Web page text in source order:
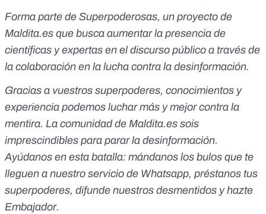
Forma parte de Superpoderosas, un proyecto de
Maldita.es que busca aumentar la presencia de
científicas y expertas en el discurso público a través de
la colaboración en la lucha contra la desinformación.
Gracias a vuestros superpoderes, conocimientos y
experiencia podemos luchar más y mejor contra la
mentira. La comunidad de Maldita.es sois
imprescindibles para parar la desinformación.
Ayúdanos en esta batalla: mándanos los bulos que te
lleguen a nuestro servicio de Whatsapp, préstanos tus
superpoderes, difunde nuestros desmentidos yhazte
Embajador.